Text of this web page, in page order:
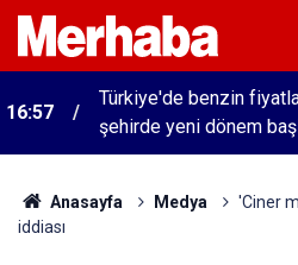
16:57
Türkiye'de benzin
şehirde yeni dönem
Anasayfa Medya
'Ciner
iddiası